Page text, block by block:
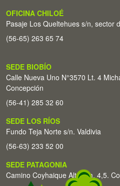
OFICINA CHILOÉ
Pasaje Los Queltehues s/n, sector
(56-65) 263 65 74
SEDE BIOBÍO
Calle Nueva Uno N°3570 Lt. 4
Concepción
(56-41) 285 32 60
SEDE LOS RÍOS
Fundo Teja Norte s/n. Valdivia
(56-63) 233 52 00
SEDE PATAGONIA
Camino Coyhaique Alto Km. 4,5.